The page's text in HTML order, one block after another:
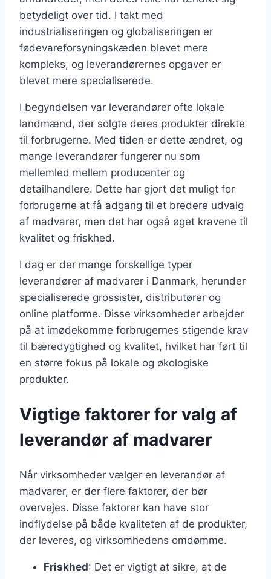
betydeligt over tid. I takt med
industrialiseringen og globaliseringen er
fødevareforsyningskæden blevet mere
kompleks, og leverandørernes opgaver er
blevet mere specialiserede.
I begyndelsen var leverandører ofte lokale
landmænd, der solgte deres produkter direkte
til forbrugerne. Med tiden er dette ændret, og
mange leverandører fungerer nu som
mellemled mellem producenter og
detailhandlere. Dette har gjort det muligt for
forbrugerne at få adgang til et bredere udvalg
af madvarer, men det har også øget kravene til
kvalitet og friskhed.
I dag er der mange forskellige typer
leverandører af madvarer i Danmark, herunder
specialiserede grossister, distributører og
online platforme. Disse virksomheder arbejder
på at imødekomme forbrugernes stigende krav
til bæredygtighed og kvalitet, hvilket har ført til
en større fokus på lokale og økologiske
produkter.
Vigtige faktorer for valg af
leverandør af madvarer
Når virksomheder vælger en leverandør af
madvarer, er der flere faktorer, der bør
overvejes. Disse faktorer kan have stor
indflydelse på både kvaliteten af de produkter,
der leveres, og virksomhedens omdømme.
Friskhed: Det er vigtigt at sikre, at de